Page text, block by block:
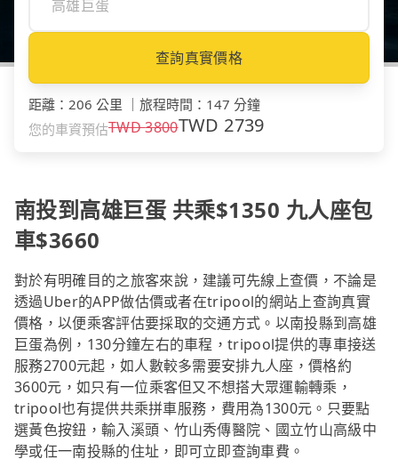
查詢真實價格
距離 ： 206 公里 旅程時間 ： 147 分鐘
您的車資預估TWD3800TWD 2739
南投到高雄巨蛋 共乘$1350 九人座包
車$3660
對於有明確目的之旅客來說，建議可先線上查價，不論是
透過Uber的APP做估價或者在tripool的網站上查詢真實
價格，以便乘客評估要採取的交通方式。以南投縣到高雄
巨蛋為例，130分鐘左右的車程，tripool提供的專車接送
服務2700元起，如人數較多需要安排九人座，價格約
3600元，如只有一位乘客但又不想搭大眾運輸轉乘，
tripool也有提供共乘拼車服務，費用為1300元。只要點
選黃色按鈕，輸入溪頭、竹山秀傳醫院、國立竹山高級中
學或任一南投縣的住址，即可立即查詢車費。